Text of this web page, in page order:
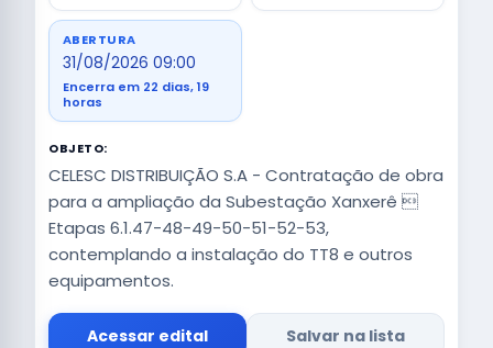
ABERTURA
31/08/2026 09:00
Encerra em 22 dias, 19
horas
OBJETO:
CELESC DISTRIBUIÇÃO S.A - Contratação de obra
para a ampliação da Subestação Xanxerê 
Etapas 6.1.47-48-49-50-51-52-53,
contemplando a instalação do TT8 e outros
equipamentos.
Acessar edital Salvar na lista